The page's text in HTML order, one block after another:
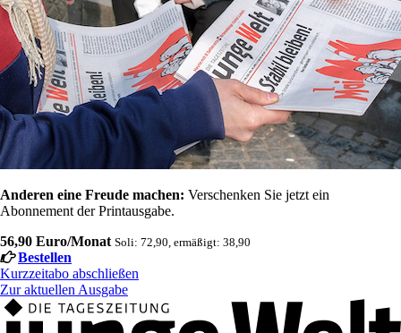
Anderen eine Freude machen: Verschenken Sie jetzt ein
Abonnement der Printausgabe.
56,90 Euro/Monat Soli: 72,90, ermäßigt: 38,90
Bestellen
Kurzzeitabo abschließen
Zur aktuellen Ausgabe